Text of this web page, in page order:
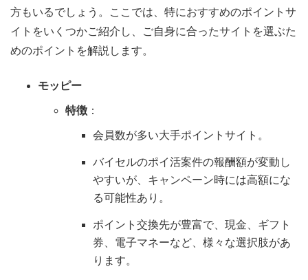
方もいるでしょう。ここでは、特におすすめのポイントサ
イトをいくつかご紹介し、ご自身に合ったサイトを選ぶた
めのポイントを解説します。
モッピー
特徴 ：
会員数が多い大手ポイントサイト。
バイセルのポイ活案件の報酬額が変動し
やすいが、キャンペーン時には高額にな
る可能性あり。
ポイント交換先が豊富で、現金、ギフト
券、電子マネーなど、様々な選択肢があ
ります。